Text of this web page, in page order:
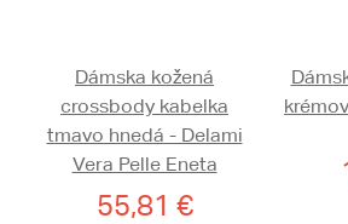
Dámska kožená
crossbody kabelka
tmavo hnedá - Delami
Vera Pelle Eneta
55,81 €